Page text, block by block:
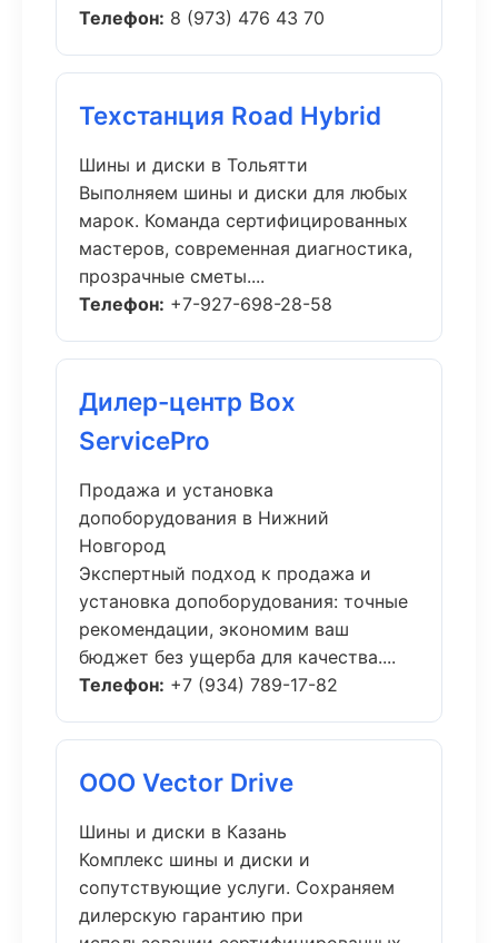
Телефон: 8 (973) 476 43 70
Техстанция Road Hybrid
Шины и диски в Тольятти
Выполняем шины и диски для любых
марок. Команда сертифицированных
мастеров, современная диагностика,
прозрачные сметы....
Телефон: +7-927-698-28-58
Дилер-центр Box
ServicePro
Продажа и установка
допоборудования в Нижний
Новгород
Экспертный подход к продажа и
установка допоборудования: точные
рекомендации, экономим ваш
бюджет без ущерба для качества....
Телефон: +7 (934) 789-17-82
ООО Vector Drive
Шины и диски в Казань
Комплекс шины и диски и
сопутствующие услуги. Сохраняем
дилерскую гарантию при